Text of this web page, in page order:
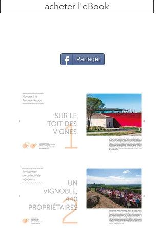
acheter l'eBook
Partager